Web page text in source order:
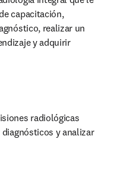
capacitación,
realizar un
y adquirir
radiológicas
y analizar